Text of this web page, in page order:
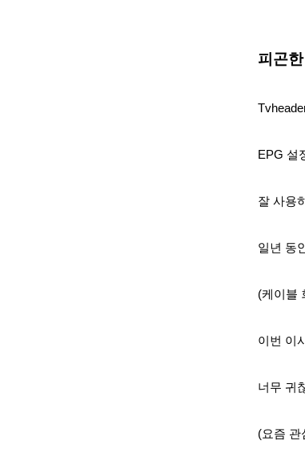
피곤
EPG 설
잘 사용
일년 동
(케이블
이번 이
너무 귀
(요즘 관